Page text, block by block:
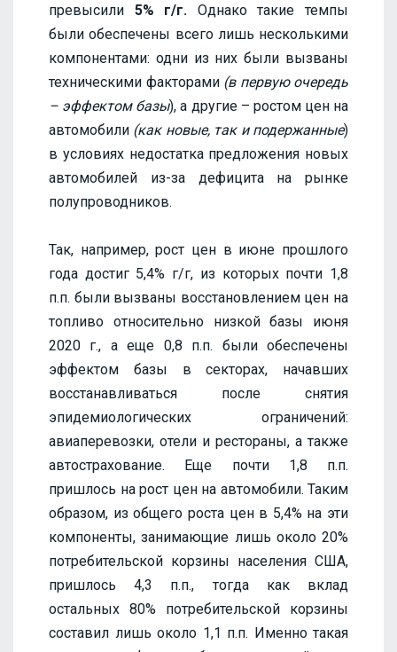
превысили 5% г/г. Однако такие темпы
были обеспечены всего лишь несколькими
компонентами: одни из них были вызваны
техническими факторами (в первую очередь
– эффектом базы), а другие – ростом цен на
автомобили (как новые, так и подержанные)
в условиях недостатка предложения новых
автомобилей из-за дефицита на рынке
полупроводников.
Так, например, рост цен в июне прошлого
года достиг 5,4% г/г, из которых почти 1,8
п.п. были вызваны восстановлением цен на
топливо относительно низкой базы июня
2020 г., а еще 0,8 п.п. были обеспечены
эффектом базы в секторах, начавших
восстанавливаться после снятия
эпидемиологических ограничений:
авиаперевозки, отели и рестораны, а также
автострахование. Еще почти 1,8 п.п.
пришлось на рост цен на автомобили. Таким
образом, из общего роста цен в 5,4% на эти
компоненты, занимающие лишь около 20%
потребительской корзины населения США,
пришлось 4,3 п.п., тогда как вклад
остальных 80% потребительской корзины
составил лишь около 1,1 п.п. Именно такая